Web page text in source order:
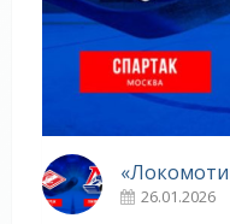
26.01.2026